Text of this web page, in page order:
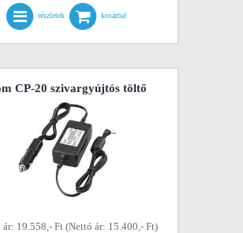
részletek kosárba!
CP-20 szivargyújtós töltő
19.558,- Ft (Nettó ár: 15.400,- Ft)